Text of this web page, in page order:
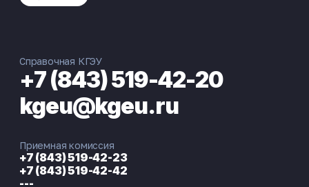
Справочная КГЭУ
+7 (843) 519-42-20
kgeu@kgeu.ru
Приемная комиссия
+7 (843) 519-42-23
+7 (843) 519-42-42
---